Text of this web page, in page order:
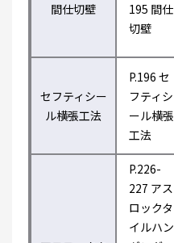
間仕切壁
195 間仕
切壁
セフティシー
ル横張工法
P.196 セ
フティシ
ール横張
工法
P.226-
227 アス
ロックタ
イルハン